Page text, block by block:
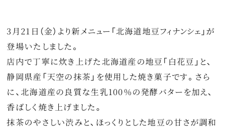
特定商取引法に関する表記
サイトマップ
お問い合わせ
3月21日（金）より新メニュー「北海道地豆フィナンシェ」が
登場いたしました。
店内で丁寧に炊き上げた北海道産の地豆「白花豆」と、
静岡県産「天空の抹茶」を使用した焼き菓子です。さら
に、北海道産の良質な生乳100％の発酵バターを加え、
香ばしく焼き上げました。
抹茶のやさしい渋みと、ほっくりとした地豆の甘さが調和